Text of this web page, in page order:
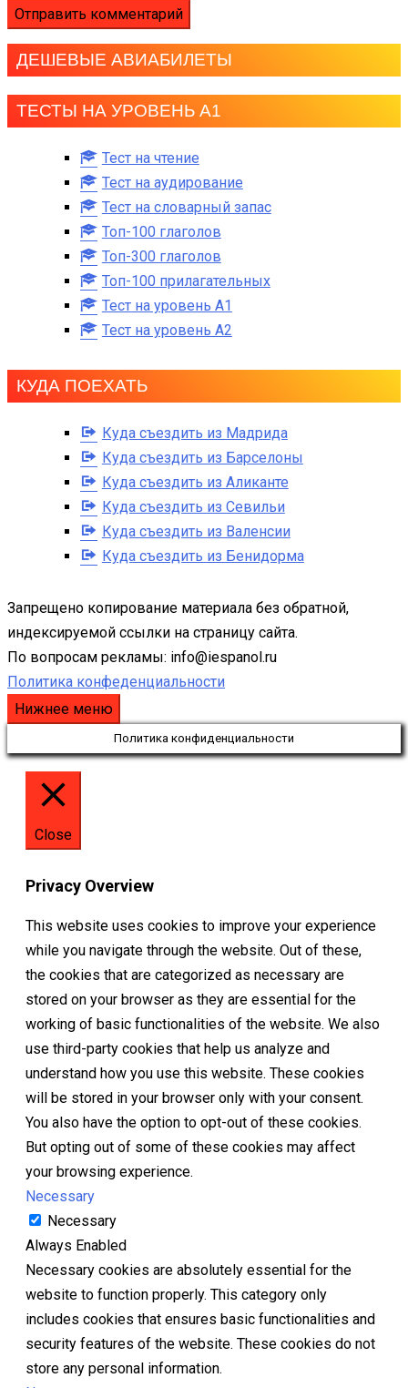
ДЕШЕВЫЕ АВИАБИЛЕТЫ
ТЕСТЫ НА УРОВЕНЬ А1
Тест на чтение
Тест на аудирование
Тест на словарный запас
Топ-100 глаголов
Топ-300 глаголов
Топ-100 прилагательных
Тест на уровень A1
Тест на уровень A2
КУДА ПОЕХАТЬ
Куда съездить из Мадрида
Куда съездить из Барселоны
Куда съездить из Аликанте
Куда съездить из Севильи
Куда съездить из Валенсии
Куда съездить из Бенидорма
Запрещено копирование материала без обратной,
индексируемой ссылки на страницу сайта.
По вопросам рекламы: info@iespanol.ru
Политика конфеденциальности
Нижнее меню
Политика конфиденциальности
Close
Privacy Overview
This website uses cookies to improve your experience
while you navigate through the website. Out of these,
the cookies that are categorized as necessary are
stored on your browser as they are essential for the
working of basic functionalities of the website. We also
use third-party cookies that help us analyze and
understand how you use this website. These cookies
will be stored in your browser only with your consent.
You also have the option to opt-out of these cookies.
But opting out of some of these cookies may affect
your browsing experience.
Necessary
Necessary
Always Enabled
Necessary cookies are absolutely essential for the
website to function properly. This category only
includes cookies that ensures basic functionalities and
security features of the website. These cookies do not
store any personal information.